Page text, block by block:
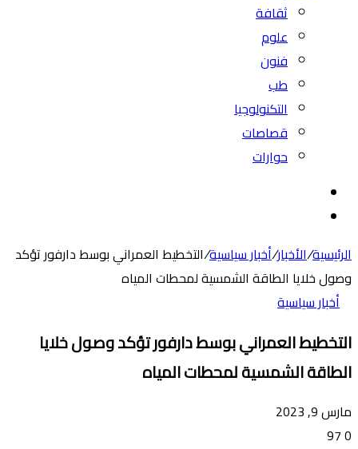
ثقافة
علوم
فنون
طب
التكنولوجيا
قصاصات
حوارات
الرئيسية/الأخبار/أخبار سياسية/التخطيط العمراني بوسط دارفور تؤكد
وصول خلايا الطاقة الشمسية لمحطات المياه
أخبار سياسية
التخطيط العمراني بوسط دارفور تؤكد وصول خلايا
الطاقة الشمسية لمحطات المياه
مارس 9, 2023
0